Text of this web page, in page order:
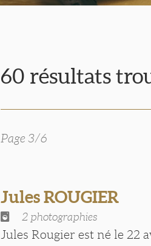
60 résultats
Page 3/6
Jules ROUGIER
2 photographies
Jules Rougier est né le 22